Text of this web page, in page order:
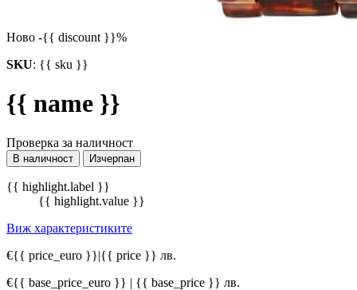
Ново -{{ discount }}%
SKU: {{ sku }}
{{ name }}
Проверка за наличност
В наличност Изчерпан
{{ highlight.label }}
{{ highlight.value }}
Виж характеристиките
€{{ price_euro }}|{{ price }} лв.
€{{ base_price_euro }} | {{ base_price }} лв.